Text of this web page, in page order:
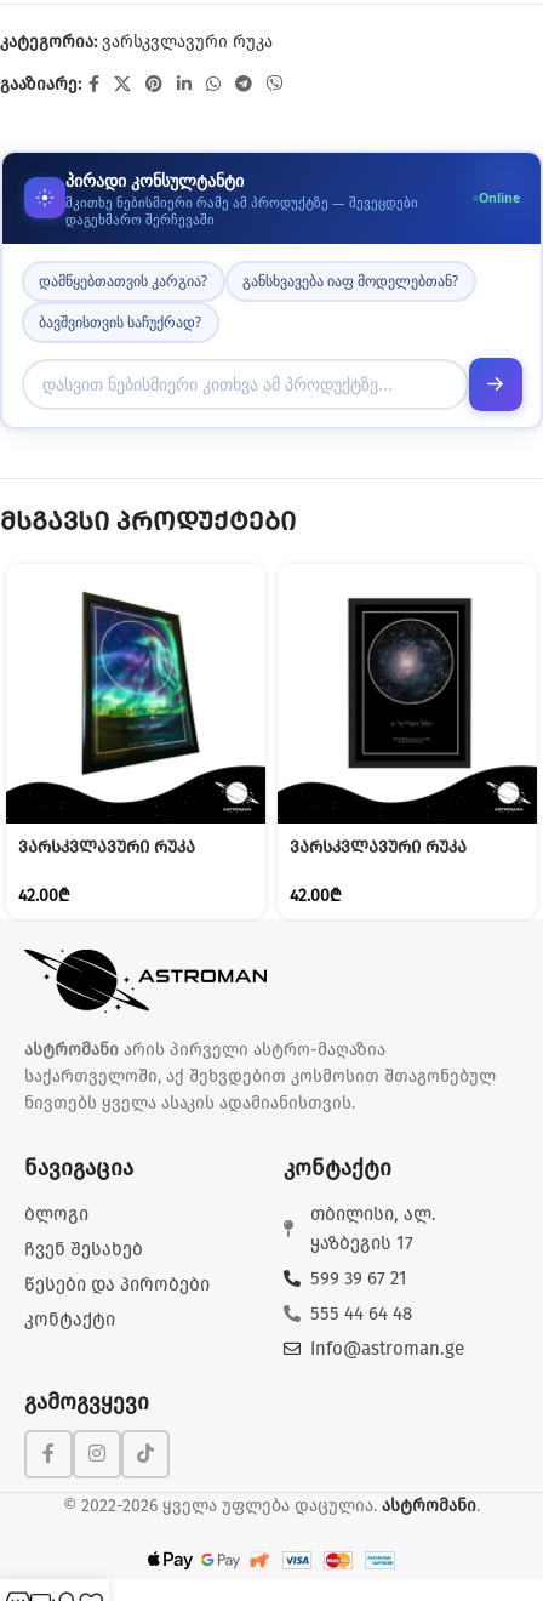
კატეგორია: ვარსკვლავური რუკა
გააზიარე:
პირადი კონსულტანტი
მკითხე ნებისმიერი რამე ამ პროდუქტზე — შევეცდები
დაგეხმარო შერჩევაში
Online
დამწყებთათვის კარგია? განსხვავება იაფ მოდელებთან?
ბავშვისთვის საჩუქრად?
მსგავსი პროდუქტები
ვარსკვლავური რუკა
42.00₾
ვარსკვლავური რუკა
42.00₾
ასტრომანი არის პირველი ასტრო-მაღაზია
საქართველოში, აქ შეხვდებით კოსმოსით შთაგონებულ
ნივთებს ყველა ასაკის ადამიანისთვის.
ნავიგაცია
ბლოგი
ჩვენ შესახებ
წესები და პირობები
კონტაქტი
კონტაქტი
თბილისი, ალ.
ყაზბეგის 17
599 39 67 21
555 44 64 48
Info@astroman.ge
გამოგვყევი
© 2022-2026 ყველა უფლება დაცულია. ასტრომანი.